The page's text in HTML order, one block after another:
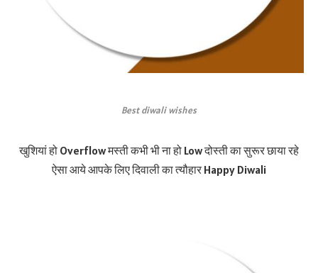
Best diwali wishes
खुशियां हो Overflow मस्ती कभी भी ना हो Low दोस्ती का सुरूर छाया रहे
ऐसा आये आपके लिए दिवाली का त्यौहार Happy Diwali